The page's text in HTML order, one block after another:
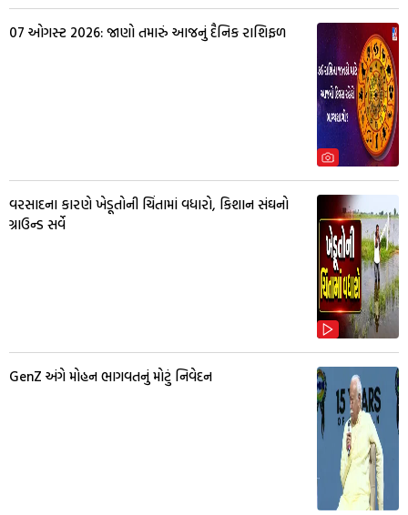
07 ઓગસ્ટ 2026: જાણો તમારું આજનું દૈનિક રાશિફળ
વરસાદના કારણે ખેડૂતોની ચિંતામાં વધારો, કિશાન સંઘનો
ગ્રાઉન્ડ સર્વે
GenZ અંગે મોહન ભાગવતનું મોટું નિવેદન